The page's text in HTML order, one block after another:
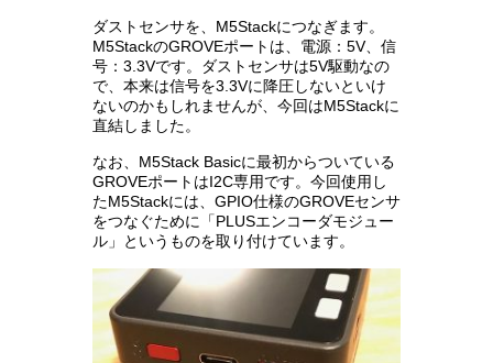
ダストセンサを、M5Stackにつなぎます。
M5StackのGROVEポートは、電源：5V、信
号：3.3Vです。ダストセンサは5V駆動なの
で、本来は信号を3.3Vに降圧しないといけ
ないのかもしれませんが、今回はM5Stackに
直結しました。
なお、M5Stack Basicに最初からついている
GROVEポートはI2C専用です。今回使用し
たM5Stackには、GPIO仕様のGROVEセンサ
をつなぐために「PLUSエンコーダモジュー
ル」というものを取り付けています。